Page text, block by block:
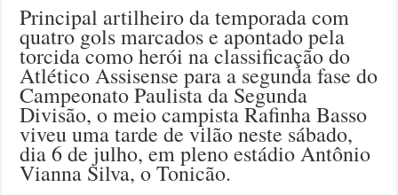
Principal artilheiro da temporada com
quatro gols marcados e apontado pela
torcida como herói na classificação do
Atlético Assisense para a segunda fase do
Campeonato Paulista da Segunda
Divisão, o meio campista Rafinha Basso
viveu uma tarde de vilão neste sábado,
dia 6 de julho, em pleno estádio Antônio
Vianna Silva, o Tonicão.